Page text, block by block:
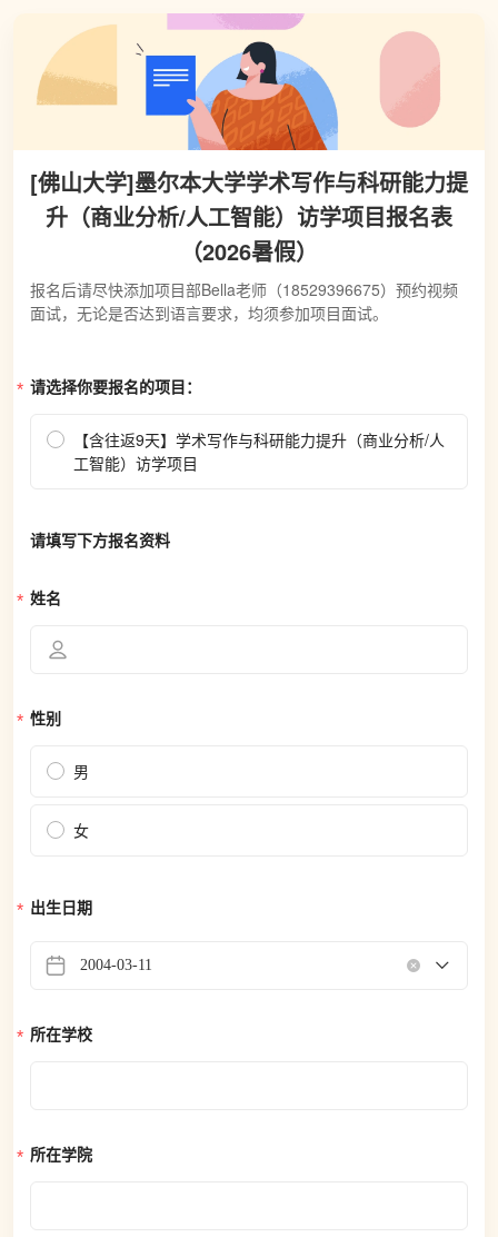
[佛山大学]墨尔本大学学术写作与科研能力提
升（商业分析/人工智能）访学项目报名表
（2026暑假）
报名后请尽快添加项目部Bella老师（18529396675）预约视频
面试，无论是否达到语言要求，均须参加项目面试。
请选择你要报名的项目：
【含往返9天】学术写作与科研能力提升（商业分析/人
工智能）访学项目
请填写下方报名资料
姓名
性别
男
女
出生日期
2004-03-11
所在学校
所在学院